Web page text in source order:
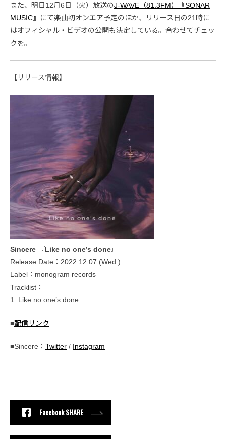
また、明日12月6日（火）放送のJ-WAVE（81.3FM）『SONAR
MUSIC』
にて楽曲初オンエア予定のほか、リリース日の21時に
はオフィシャル・ビデオの公開も決定している。合わせてチェッ
クを。
【リリース情報】
Sincere 『Like no one’s done』
Release Date：2022.12.07 (Wed.)
Label：monogram records
Tracklist：
1. Like no one’s done
■配信リンク
■Sincere： Twitter / Instagram
Facebook SHARE